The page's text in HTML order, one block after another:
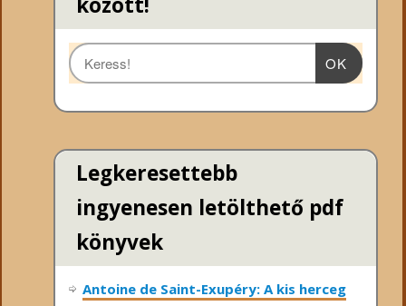
OK
Legkeresettebb
ingyenesen letölthető pdf
könyvek
Antoine de Saint-Exupéry: A kis herceg